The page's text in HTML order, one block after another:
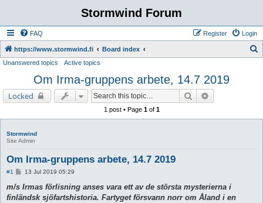
Stormwind Forum
FAQ Login
Register
https://www.stormwind.fi Board index
h
Unanswered topics Active topics
Om Irma-gruppens arbete, 14.7 2019
Locked Search
1 post • Page 1of 1
Stormwind
Site Admin
Om Irma-gruppens arbete, 14.7 2019
#1
P
s
13 Jul 2019 05:29
m/s Irmas förlisning anses vara ett av de största mysterierna i
finländsk sjöfartshistoria. Fartyget försvann norr om Åland i en